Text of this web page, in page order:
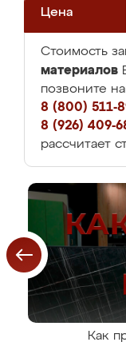
Цена
Стоимость
материалов
позвоните
8 (800) 511-
8 (926) 409-
рассчитает
Как